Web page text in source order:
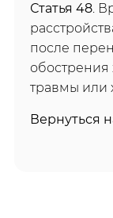
Статья 48.
после
обострения
травмы или
Вернуться